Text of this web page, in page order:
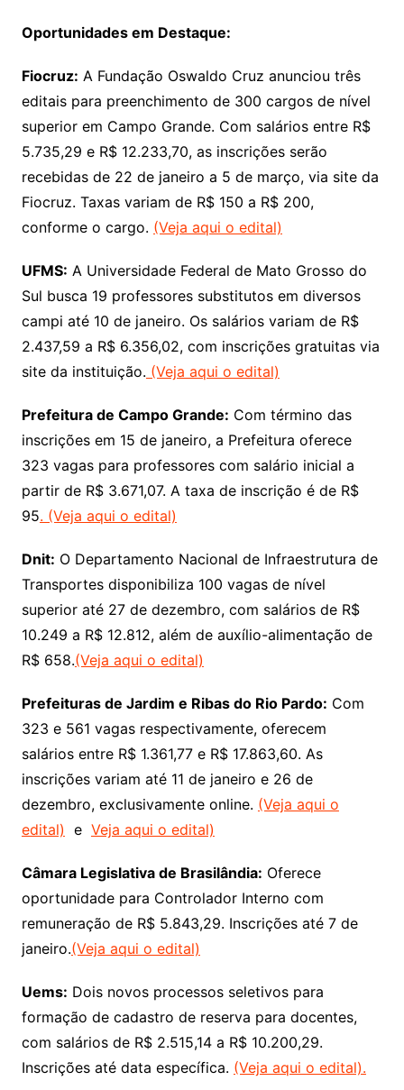
Oportunidades em Destaque:
Fiocruz: A Fundação Oswaldo Cruz anunciou três
editais para preenchimento de 300 cargos de nível
superior em Campo Grande. Com salários entre R$
5.735,29 e R$ 12.233,70, as inscrições serão
recebidas de 22 de janeiro a 5 de março, via site da
Fiocruz. Taxas variam de R$ 150 a R$ 200,
conforme o cargo. (Veja aqui o edital)
UFMS: A Universidade Federal de Mato Grosso do
Sul busca 19 professores substitutos em diversos
campi até 10 de janeiro. Os salários variam de R$
2.437,59 a R$ 6.356,02, com inscrições gratuitas via
site da instituição. (Veja aqui o edital)
Prefeitura de Campo Grande: Com término das
inscrições em 15 de janeiro, a Prefeitura oferece
323 vagas para professores com salário inicial a
partir de R$ 3.671,07. A taxa de inscrição é de R$
95. (Veja aqui o edital)
Dnit: O Departamento Nacional de Infraestrutura de
Transportes disponibiliza 100 vagas de nível
superior até 27 de dezembro, com salários de R$
10.249 a R$ 12.812, além de auxílio-alimentação de
R$ 658.(Veja aqui o edital)
Prefeituras de Jardim e Ribas do Rio Pardo: Com
323 e 561 vagas respectivamente, oferecem
salários entre R$ 1.361,77 e R$ 17.863,60. As
inscrições variam até 11 de janeiro e 26 de
dezembro, exclusivamente online. (Veja aqui o
edital) e Veja aqui o edital)
Câmara Legislativa de Brasilândia: Oferece
oportunidade para Controlador Interno com
remuneração de R$ 5.843,29. Inscrições até 7 de
janeiro.(Veja aqui o edital)
Uems: Dois novos processos seletivos para
formação de cadastro de reserva para docentes,
com salários de R$ 2.515,14 a R$ 10.200,29.
Inscrições até data específica. (Veja aqui o edital).